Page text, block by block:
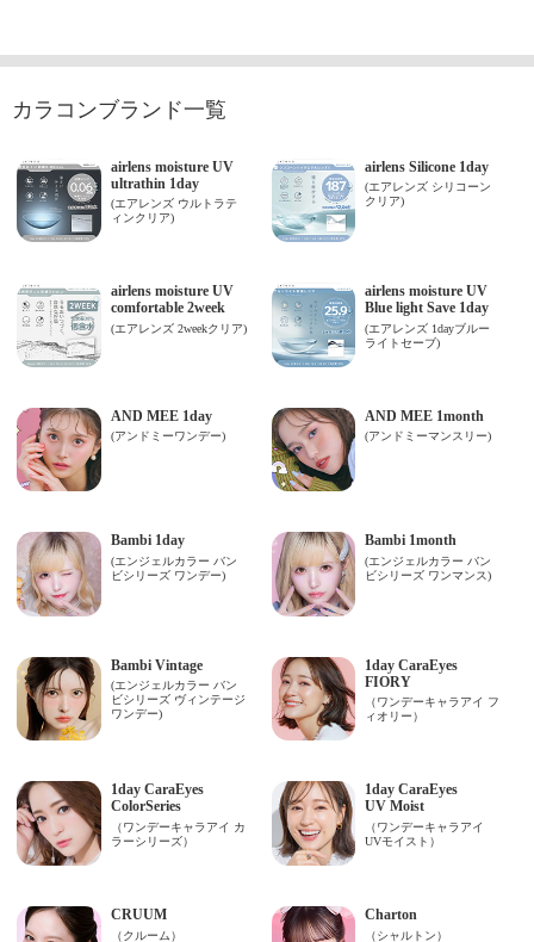
カラコンブランド一覧